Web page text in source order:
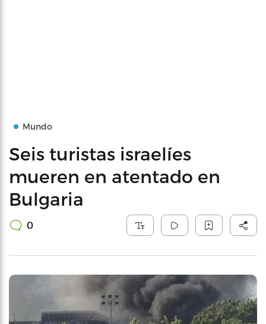
Mundo
Seis turistas israelíes
mueren en atentado en
Bulgaria
0